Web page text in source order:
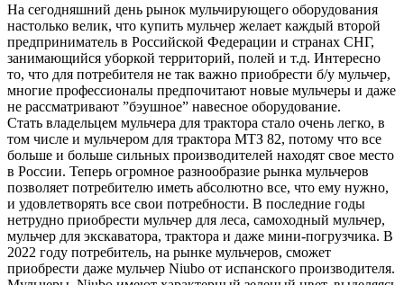
На сегодняшний день рынок мульчирующего оборудования
настолько велик, что купить мульчер желает каждый второй
предприниматель в Российской Федерации и странах СНГ,
занимающийся уборкой территорий, полей и т.д. Интересно
то, что для потребителя не так важно приобрести б/у мульчер,
многие профессионалы предпочитают новые мульчеры и даже
не рассматривают ”бэушное” навесное оборудование.
Стать владельцем мульчера для трактора стало очень легко, в
том числе и мульчером для трактора МТЗ 82, потому что все
больше и больше сильных производителей находят свое место
в России. Теперь огромное разнообразие рынка мульчеров
позволяет потребителю иметь абсолютно все, что ему нужно,
и удовлетворять все свои потребности. В последние годы
нетрудно приобрести мульчер для леса, самоходный мульчер,
мульчер для экскаватора, трактора и даже мини-погрузчика. В
2022 году потребитель, на рынке мульчеров, сможет
приобрести даже мульчер Niubo от испанского производителя.